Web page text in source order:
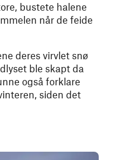
bustete halene
når de feide
deres virvlet snø
ble skapt da
også forklare
siden det